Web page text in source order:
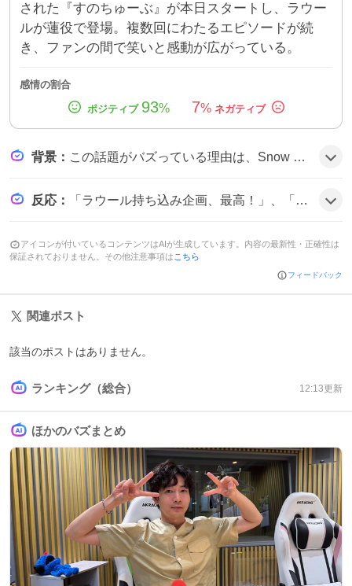
された『すのちゅーぶ』が本日スタートし、ラウー
ルが蓮役で登場。複数回にわたるエピソードが続
き、ファンの間で笑いと感動が広がっている。
感情の割合
93% 7%
背景 ： この話題がバズっている理由は、Snow Manがメンバー自ら企画したショートドラマという新しい試みと、ラウールが蓮役で見せる斬新な演技がファンの期待感を刺激したことにあるようだ。
反応 ： 「ラウール持ち込み企画、最高！」、「めっちゃ面白かったー！」、「蓮くんカッコ良すぎ」など、投稿者は笑いと驚きを交えて楽しんでいる様子がうかがえる。
アイコンが付いているコンテンツはAIが生成しています。内容の最新性・正確性は
保証されておりません。その他注意事項は こちら
フィードバック
関連ポスト
該当のポストはありません。
ランキング（総合） 12:13更新
ほかのバズまとめ